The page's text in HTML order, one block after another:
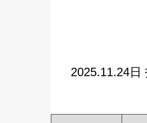
2025.11.24